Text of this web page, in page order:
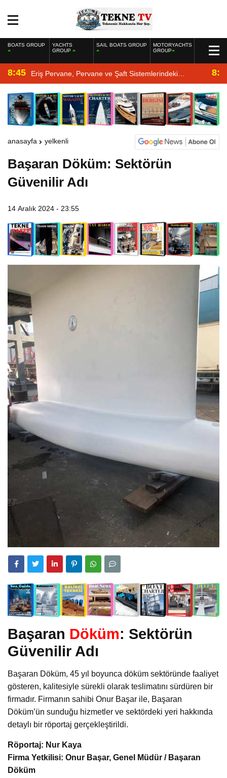
BOATS GROUP
YACHTS
GROUP
SAIL BOATS GROUP
MOTORYACHTS
GROUP
8:45 Eriş Pervane, Pervane ve Şaft Sistemlerindeki
Uzmanlığıyla Yat Dergisi’nde
anasayfa yelkenli
Başaran Döküm: Sektörün
Güvenilir Adı
14 Aralık 2024 - 23:55
Başaran Döküm: Sektörün
Güvenilir Adı
Başaran Döküm, 45 yıl boyunca döküm sektöründe faaliyet
gösteren, kalitesiyle sürekli olarak teslimatını sürdüren bir
firmadır. Firmanın sahibi Onur Başar ile, Başaran
Döküm’ün sunduğu hizmetler ve sektördeki yeri hakkında
detaylı bir röportaj gerçekleştirildi.
Röportaj: Nur Kaya
Firma Yetkilisi: Onur Başar, Genel Müdür / Başaran
Döküm